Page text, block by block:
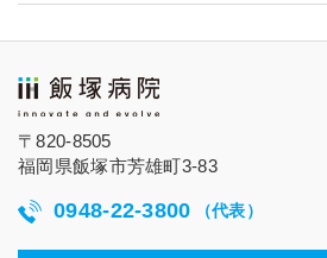
〒820-8505
福岡県飯塚市芳雄町3-83
0948-22-3800 （代表）